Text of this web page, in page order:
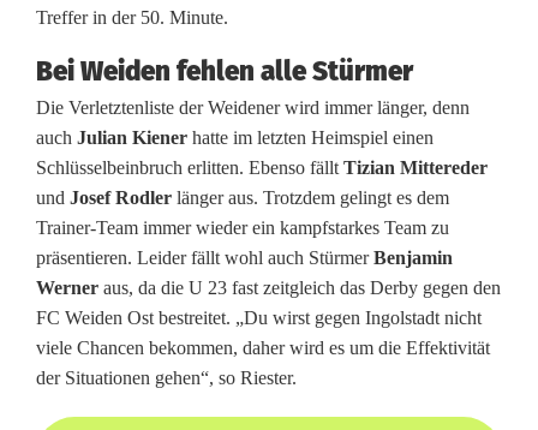
S
p
V
g
g
S
V
W
e
Treffer in der 50. Minute.
Bei Weiden fehlen alle Stürmer
Die Verletztenliste der Weidener wird immer länger, denn
auch Julian Kiener hatte im letzten Heimspiel einen
Schlüsselbeinbruch erlitten. Ebenso fällt Tizian Mittereder
und Josef Rodler länger aus. Trotzdem gelingt es dem
Trainer-Team immer wieder ein kampfstarkes Team zu
präsentieren. Leider fällt wohl auch StürmerBenjamin
Werner aus, da die U 23 fast zeitgleich das Derby gegen den
FC Weiden Ost bestreitet. „Du wirst gegen Ingolstadt nicht
viele Chancen bekommen, daher wird es um die Effektivität
der Situationen gehen“, so Riester.